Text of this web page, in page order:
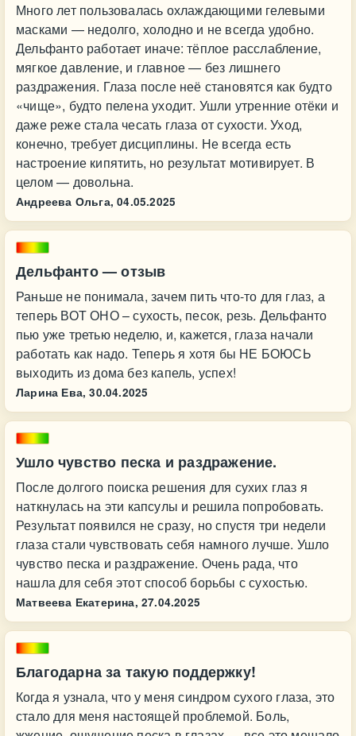
Много лет пользовалась охлаждающими гелевыми
масками — недолго, холодно и не всегда удобно.
Дельфанто работает иначе: тёплое расслабление,
мягкое давление, и главное — без лишнего
раздражения. Глаза после неё становятся как будто
«чище», будто пелена уходит. Ушли утренние отёки и
даже реже стала чесать глаза от сухости. Уход,
конечно, требует дисциплины. Не всегда есть
настроение кипятить, но результат мотивирует. В
целом — довольна.
Андреева Ольга, 04.05.2025
Дельфанто — отзыв
Раньше не понимала, зачем пить что-то для глаз, а
теперь ВОТ ОНО – сухость, песок, резь. Дельфанто
пью уже третью неделю, и, кажется, глаза начали
работать как надо. Теперь я хотя бы НЕ БОЮСЬ
выходить из дома без капель, успех!
Ларина Ева, 30.04.2025
Ушло чувство песка и раздражение.
После долгого поиска решения для сухих глаз я
наткнулась на эти капсулы и решила попробовать.
Результат появился не сразу, но спустя три недели
глаза стали чувствовать себя намного лучше. Ушло
чувство песка и раздражение. Очень рада, что
нашла для себя этот способ борьбы с сухостью.
Матвеева Екатерина, 27.04.2025
Благодарна за такую поддержку!
Когда я узнала, что у меня синдром сухого глаза, это
стало для меня настоящей проблемой. Боль,